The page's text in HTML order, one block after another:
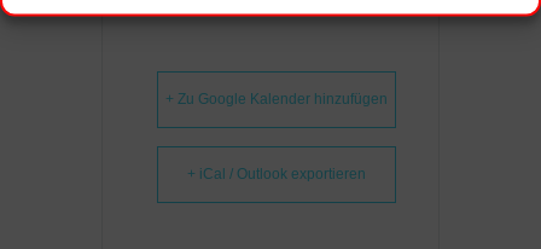
+ Zu Google Kalender hinzufügen
+ iCal / Outlook exportieren